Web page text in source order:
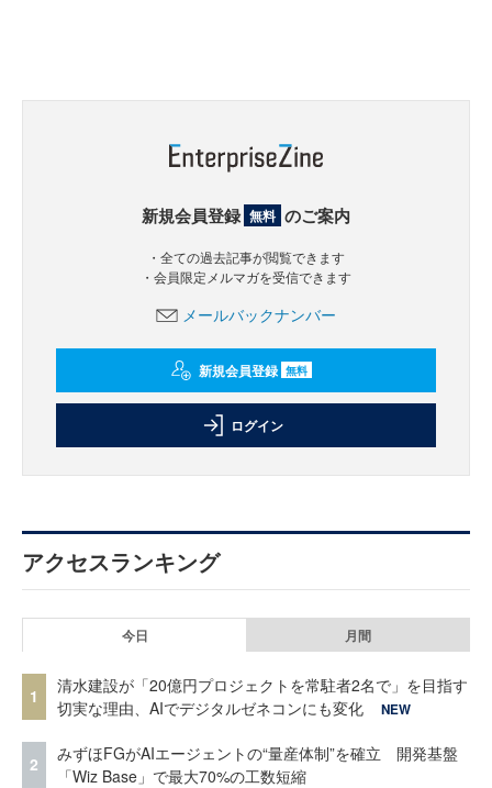
新規会員登録 無料 のご案内
・全ての過去記事が閲覧できます
・会員限定メルマガを受信できます
メールバックナンバー
新規会員登録 無料
ログイン
アクセスランキング
今日 月間
1
清水建設が「20億円プロジェクトを常駐者2名で」を目指す
切実な理由、AIでデジタルゼネコンにも変化
NEW
2
みずほFGがAIエージェントの“量産体制”を確立 開発基盤
「Wiz Base」で最大70%の工数短縮